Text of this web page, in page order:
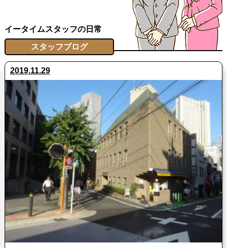
イータイムスタッフの日常
スタッフブログ
2019.11.29